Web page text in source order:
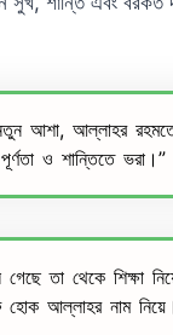
আশা, আল্লাহর
পূর্ণতা ও শান্তিতে ভরা।”
তা থেকে শিক্ষা
আল্লাহর নাম